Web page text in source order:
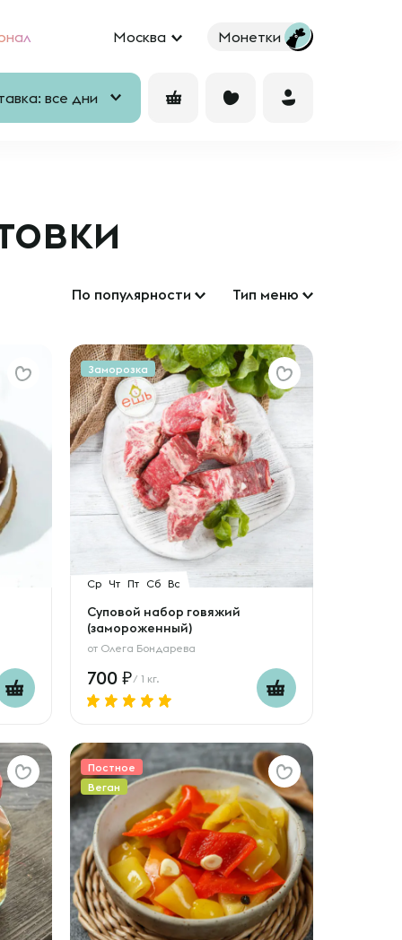
Москва Монетки
все дни
По популярности Тип меню
Заморозка
Ср Чт Пт Сб Вс
Суповой набор говяжий
(замороженный)
от Олега Бондарева
700 / 1 кг.
Постное
Веган